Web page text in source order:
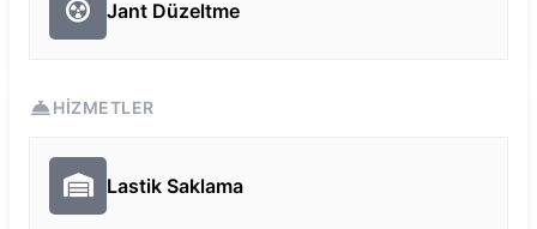
Jant Düzeltme
HIZMETLER
Lastik Saklama